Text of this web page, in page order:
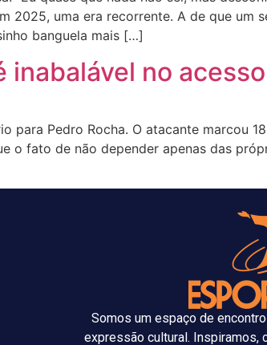
2025, uma era recorrente. A de que
banguela mais […]
no
para Pedro Rocha. O atacante marcou
o fato de não depender apenas das
Somos um espaço de
expressão cultural. Inspiramos,